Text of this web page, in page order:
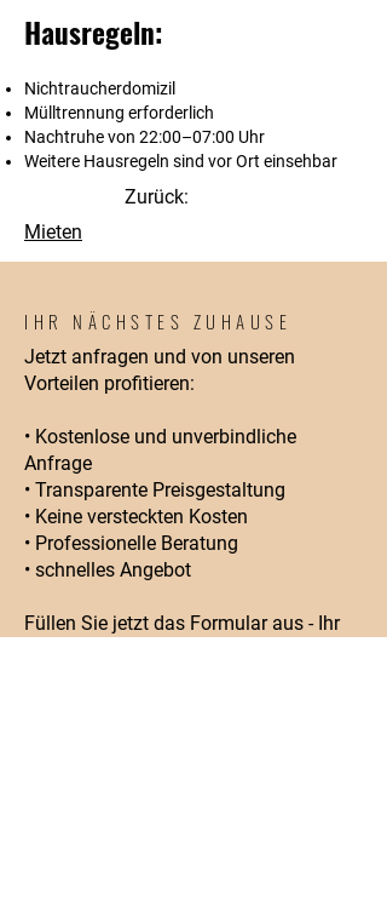
Hausregeln:
Nichtraucherdomizil
Mülltrennung erforderlich
Nachtruhe von 22:00–07:00 Uhr
Weitere Hausregeln sind vor Ort einsehbar
Zurück:
Mieten
IHR NÄCHSTES ZUHAUSE
Jetzt anfragen und von unseren
Vorteilen profitieren:
• Kostenlose und unverbindliche
Anfrage
• Transparente Preisgestaltung
• Keine versteckten Kosten
• Professionelle Beratung
• schnelles Angebot
Füllen Sie jetzt das Formular aus - Ihr